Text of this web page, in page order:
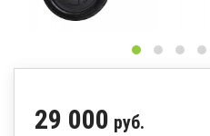
29 000 руб.